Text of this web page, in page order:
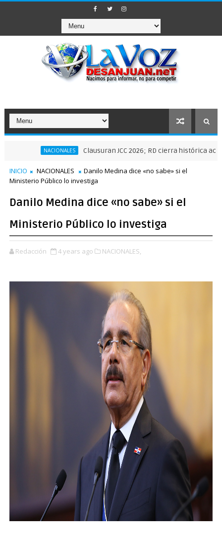
NACIONALES Clausuran JCC 2026; RD cierra histórica actuación
INICIO NACIONALES
Danilo Medina dice «no sabe» si el
Ministerio Público lo investiga
Danilo Medina dice «no sabe» si el
Ministerio Público lo investiga
Redacción 4 years ago NACIONALES,